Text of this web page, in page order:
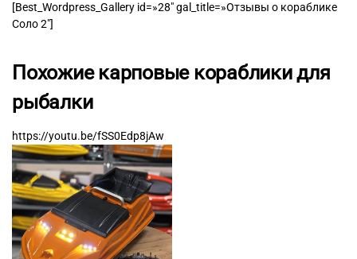
[Best_Wordpress_Gallery id=»28″ gal_title=»Отзывы о кораблике
Соло 2″]
Похожие карповые кораблики для
рыбалки
https://youtu.be/fSS0Edp8jAw